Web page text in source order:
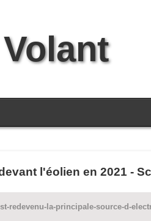
l'éolien en 2021 -
redevenu-la-principale-source-d-